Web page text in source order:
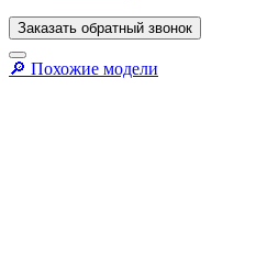
Заказать обратный звонок
🔎︎ Похожие модели